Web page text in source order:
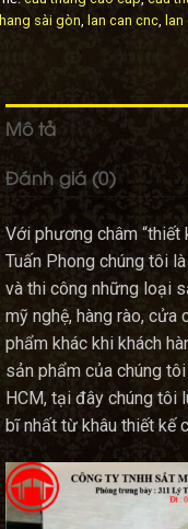
sài gòn, lan can cnc,
Mô tả
Đánh giá (0)
Với phương châm
Tuấn Phong chúng tôi
và thi công những loại
mỹ nghệ, hàng rào,
phẩm khác khi khách
sản phẩm của chúng
HCM, tại đây chúng tôi
bĩ nhất từ khâu thiết kế